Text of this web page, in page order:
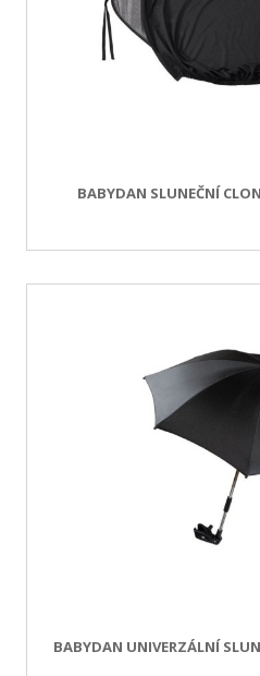
BABYDAN SLUNEČNÍ
BABYDAN UNIVERZÁLNÍ